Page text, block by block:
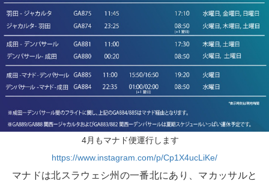
4月もマナド便運行します
https://www.instagram.com/p/Cp1X4ucLiKe/
マナドは北スラウェシ州の一番北にあり、マカッサルと